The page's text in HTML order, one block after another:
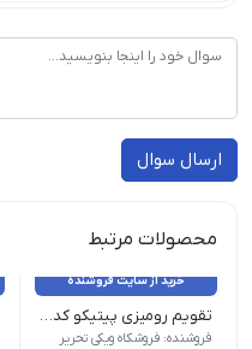
ارسال سوال
محصولات مرتبط
خرید از سایت فروشنده
تقویم رومیزی پیتیکو کد ۷۷۷ وزن 100 گرم طرح رنگ دخترانه| ابعاد 11×13 سایر مشخصات | جلد سخت
فروشنده: فروشکاه ویکی تحریر